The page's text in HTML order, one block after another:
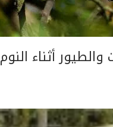
أثناء النوم 8